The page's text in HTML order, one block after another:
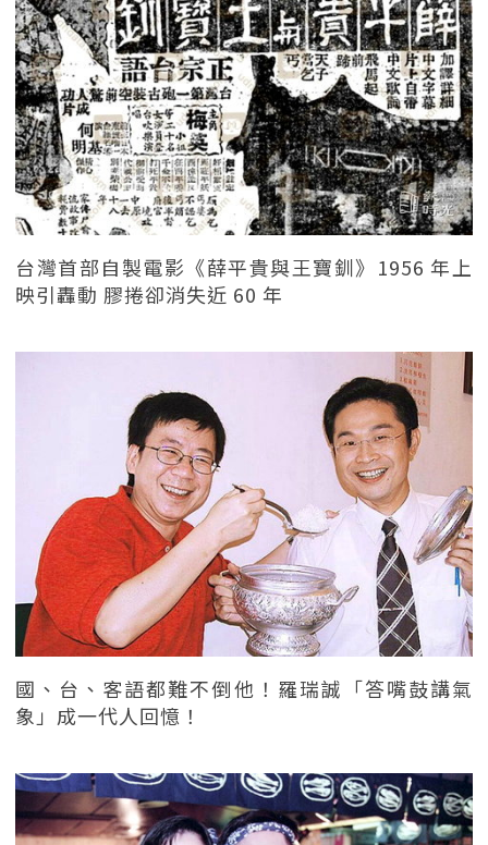
台灣首部自製電影《薛平貴與王寶釧》1956 年上
映引轟動 膠捲卻消失近 60 年
國、台、客語都難不倒他！羅瑞誠「答嘴鼓講氣
象」成一代人回憶！